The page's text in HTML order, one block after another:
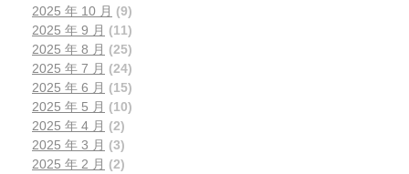
2025 年 10 月 (9)
2025 年 9 月 (11)
2025 年 8 月 (25)
2025 年 7 月 (24)
2025 年 6 月 (15)
2025 年 5 月 (10)
2025 年 4 月 (2)
2025 年 3 月 (3)
2025 年 2 月 (2)